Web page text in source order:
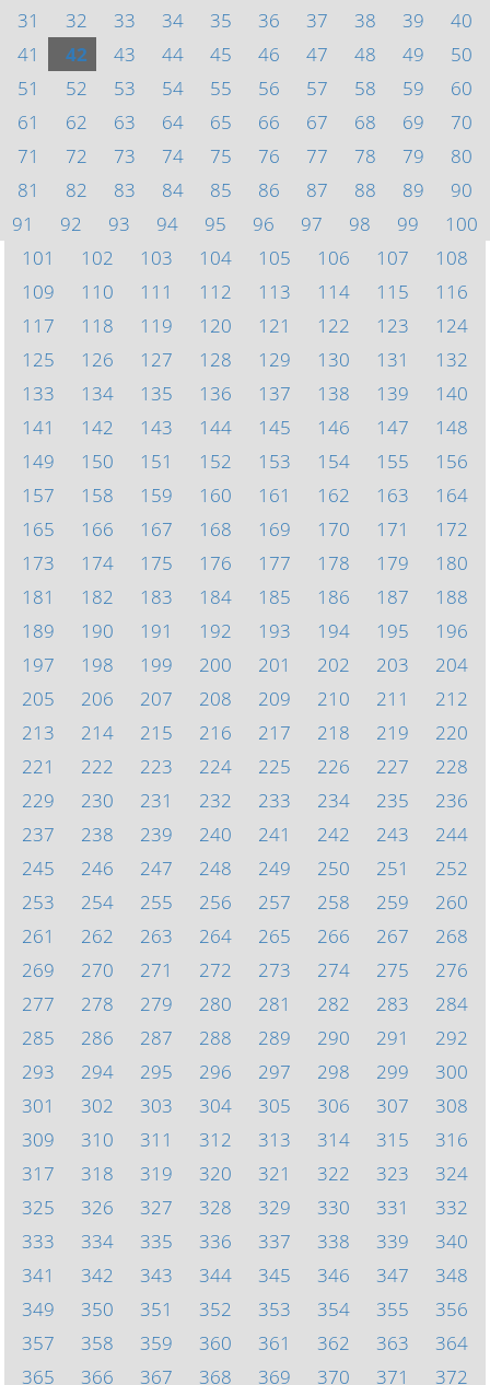
31
32 33 34 35 36 37 38 39
40
41
42 43 44 45 46 47 48 49
50
51
52 53 54 55 56 57 58 59
60
61
62 63 64 65 66 67 68 69
70
71
72 73 74 75 76 77 78 79
80
81
82 83 84 85 86 87 88 89
90
91
92 93 94 95 96 97 98 99
100
101
102 103 104 105 106 107
108
109
110 111 112 113 114 115
116
117
118 119 120 121 122 123
124
125
126 127 128 129 130 131
132
133
134 135 136 137 138 139
140
141
142 143 144 145 146 147
148
149
150 151 152 153 154 155
156
157
158 159 160 161 162 163
164
165
166 167 168 169 170 171
172
173
174 175 176 177 178 179
180
181
182 183 184 185 186 187
188
189
190 191 192 193 194 195
196
197
198 199 200 201 202 203
204
205
206 207 208 209 210 211
212
213
214 215 216 217 218 219
220
221
222 223 224 225 226 227
228
229
230 231 232 233 234 235
236
237
238 239 240 241 242 243
244
245
246 247 248 249 250 251
252
253
254 255 256 257 258 259
260
261
262 263 264 265 266 267
268
269
270 271 272 273 274 275
276
277
278 279 280 281 282 283
284
285
286 287 288 289 290 291
292
293
294 295 296 297 298 299
300
301
302 303 304 305 306 307
308
309
310 311 312 313 314 315
316
317
318 319 320 321 322 323
324
325
326 327 328 329 330 331
332
333
334 335 336 337 338 339
340
341
342 343 344 345 346 347
348
349
350 351 352 353 354 355
356
357
358 359 360 361 362 363
364
365
366 367 368 369 370 371 372